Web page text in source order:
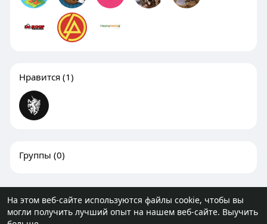
На этом веб-сайте используются файлы cookie, чтобы вы
могли получить лучший опыт на нашем веб-сайте. Выучить
Нравится (1)
Группы (0)
© 2026 molodost.bz